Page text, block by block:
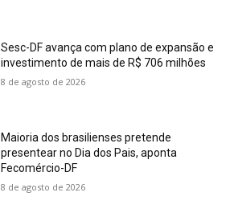
Sesc-DF avança com plano de expansão e
investimento de mais de R$ 706 milhões
8 de agosto de 2026
Maioria dos brasilienses pretende
presentear no Dia dos Pais, aponta
Fecomércio-DF
8 de agosto de 2026